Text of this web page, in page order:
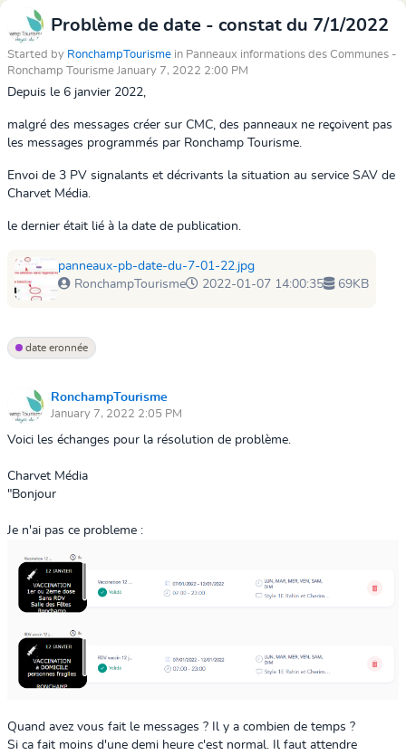
Problème de date - constat du 7/1/2022
Started by RonchampTourisme in Panneaux informations des Communes -
Ronchamp Tourisme January 7, 2022 2:00 PM
Depuis le 6 janvier 2022,
malgré des messages créer sur CMC, des panneaux ne reçoivent pas
les messages programmés par Ronchamp Tourisme.
Envoi de 3 PV signalants et décrivants la situation au service SAV de
Charvet Média.
le dernier était lié à la date de publication.
panneaux-pb-date-du-7-01-22.jpg
RonchampTourisme
2022-01-07 14:00:35 69KB
date eronnée
RonchampTourisme
January 7, 2022 2:05 PM
Voici les échanges pour la résolution de problème.
Charvet Média
"Bonjour
​Je n'ai pas ce probleme :
Quand avez vous fait le messages ? Il y a combien de temps ?
Si ca fait moins d'une demi heure c'est normal. Il faut attendre